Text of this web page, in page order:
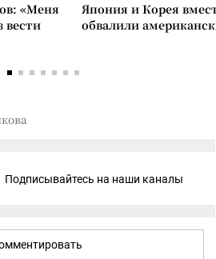
«Меня
вести
Япония и Корея
обвалили
Подписывайтесь на наши каналы